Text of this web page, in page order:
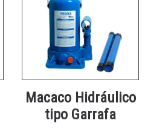
Macaco Hidráulico
tipo Garrafa